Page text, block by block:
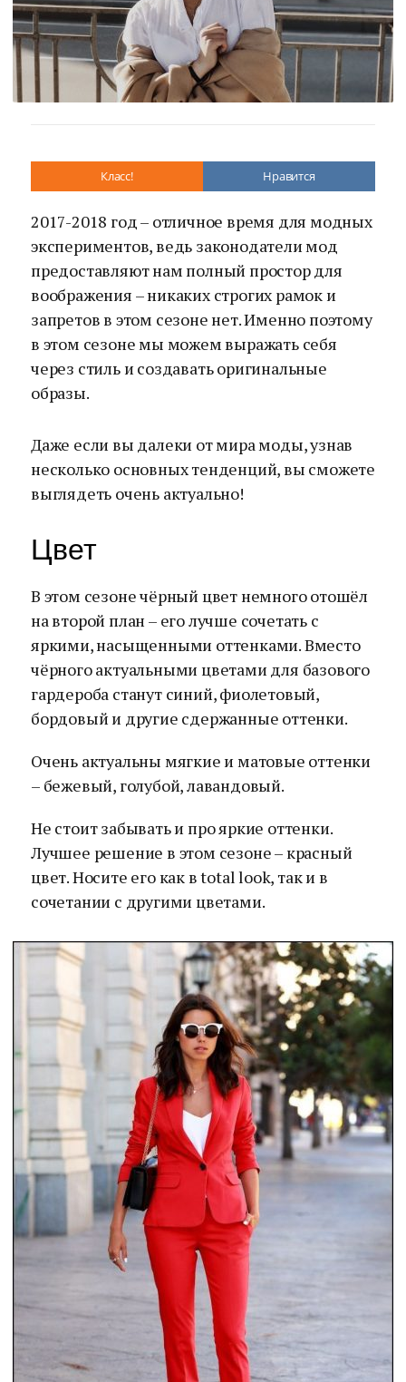
Класс! Нравится
2017-2018 год – отличное время для модных
экспериментов, ведь законодатели мод
предоставляют нам полный простор для
воображения – никаких строгих рамок и
запретов в этом сезоне нет. Именно поэтому
в этом сезоне мы можем выражать себя
через стиль и создавать оригинальные
образы.
Даже если вы далеки от мира моды, узнав
несколько основных тенденций, вы сможете
выглядеть очень актуально!
Цвет
В этом сезоне чёрный цвет немного отошёл
на второй план – его лучше сочетать с
яркими, насыщенными оттенками. Вместо
чёрного актуальными цветами для базового
гардероба станут синий, фиолетовый,
бордовый и другие сдержанные оттенки.
Очень актуальны мягкие и матовые оттенки
– бежевый, голубой, лавандовый.
Не стоит забывать и про яркие оттенки.
Лучшее решение в этом сезоне – красный
цвет. Носите его как в total look, так и в
сочетании с другими цветами.